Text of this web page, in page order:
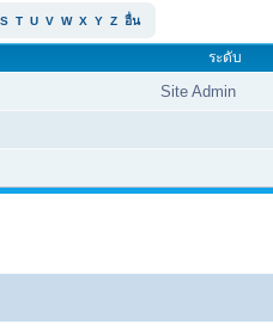
S T U V W X Y Z อื่น
ระดับ
Site Admin